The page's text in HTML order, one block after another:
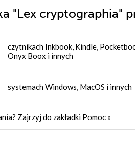
"Lex cryptographia"
czytnikach Inkbook, Kindle,
Onyx Boox i innych
systemach Windows, MacOS i innych
Zajrzyj do zakładki Pomoc »